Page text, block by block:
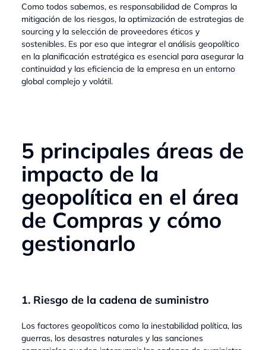
Como todos sabemos, es responsabilidad de Compras la
mitigación de los riesgos, la optimización de estrategias de
sourcing y la selección de proveedores éticos y
sostenibles. Es por eso que integrar el análisis geopolítico
en la planificación estratégica es esencial para asegurar la
continuidad y las eficiencia de la empresa en un entorno
global complejo y volátil.
5 principales áreas de
impacto de la
geopolítica en el área
de Compras y cómo
gestionarlo
1. Riesgo de la cadena de suministro
Los factores geopolíticos como la inestabilidad política, las
guerras, los desastres naturales y las sanciones